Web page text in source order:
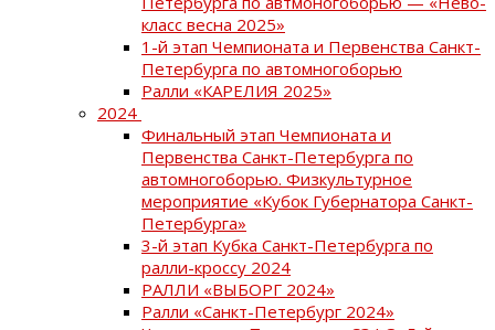
класс весна 2025»
1-й этап Чемпионата и Первенства Санкт-
Петербурга по автомногоборью
Ралли «КАРЕЛИЯ 2025»
2024
Финальный этап Чемпионата и
Первенства Санкт-Петербурга по
автомногоборью. Физкультурное
мероприятие «Кубок Губернатора Санкт-
Петербурга»
3-й этап Кубка Санкт-Петербурга по
ралли-кроссу 2024
РАЛЛИ «ВЫБОРГ 2024»
Ралли «Санкт-Петербург 2024»